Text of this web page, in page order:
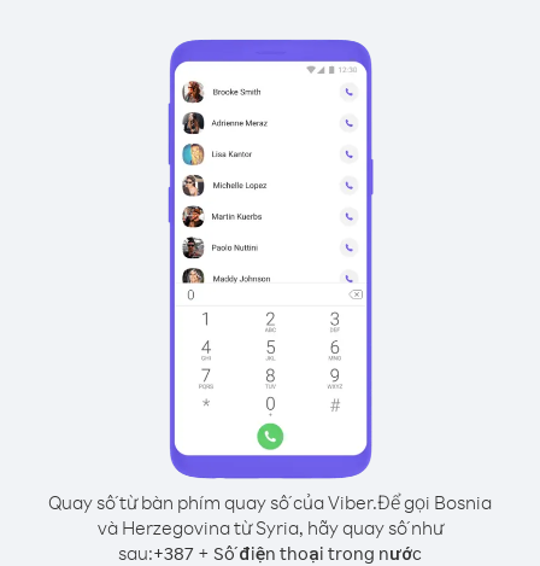
Quay số từ bàn phím quay số của Viber.Để gọi Bosnia
và Herzegovina từ Syria, hãy quay số như
sau:+387 + Số điện thoại trong nước